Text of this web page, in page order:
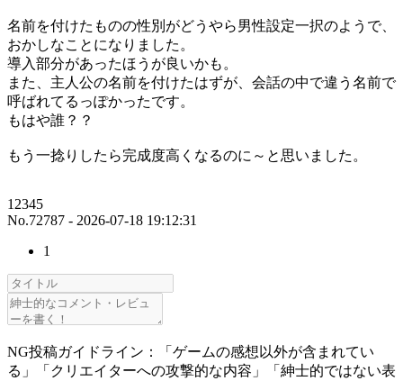
名前を付けたものの性別がどうやら男性設定一択のようで、
おかしなことになりました。
導入部分があったほうが良いかも。
また、主人公の名前を付けたはずが、会話の中で違う名前で
呼ばれてるっぽかったです。
もはや誰？？
もう一捻りしたら完成度高くなるのに～と思いました。
12345
No.72787 - 2026-07-18 19:12:31
1
NG投稿ガイドライン：「ゲームの感想以外が含まれてい
る」「クリエイターへの攻撃的な内容」「紳士的ではない表